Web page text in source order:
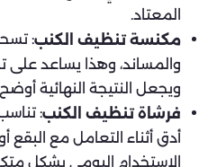
المعتاد.
مكنسة تنظيف الكنب:
والمساند، وهذا يساعد على
ويجعل النتيجة النهائية
فرشاة تنظيف الكنب:
أدق أثناء التعامل مع البقع
الاستخدام اليومي بشكل